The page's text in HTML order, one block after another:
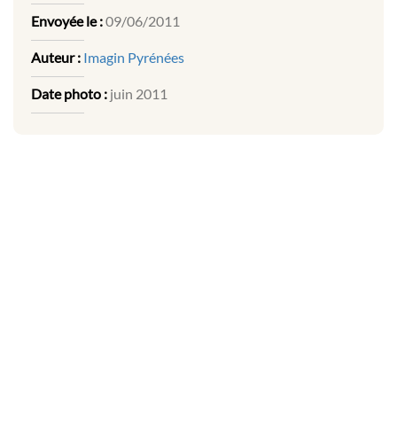
Envoyée le :09/06/2011
Auteur : Imagin Pyrénées
Date photo : juin 2011